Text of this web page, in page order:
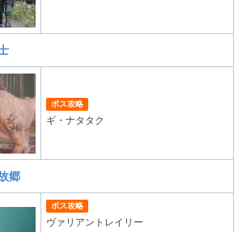
ボス攻略
ギ・ナタタク
郷
ボス攻略
ヴァリアントレイリー